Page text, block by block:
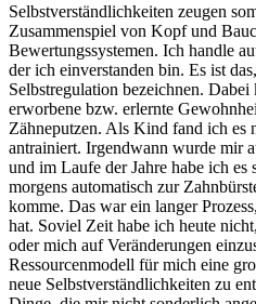
Selbstverständlichkeiten zeugen
Zusammenspiel von Kopf und
Bewertungssystemen. Ich handle
der ich einverstanden bin. Es ist
Selbstregulation bezeichnen.
erworbene bzw. erlernte
Zähneputzen. Als Kind fand ich es
antrainiert. Irgendwann wurde mir
und im Laufe der Jahre habe ich es
morgens automatisch zur
komme. Das war ein langer
hat. Soviel Zeit habe ich heute
oder mich auf Veränderungen
Ressourcenmodell für mich eine
neue Selbstverständlichkeiten zu